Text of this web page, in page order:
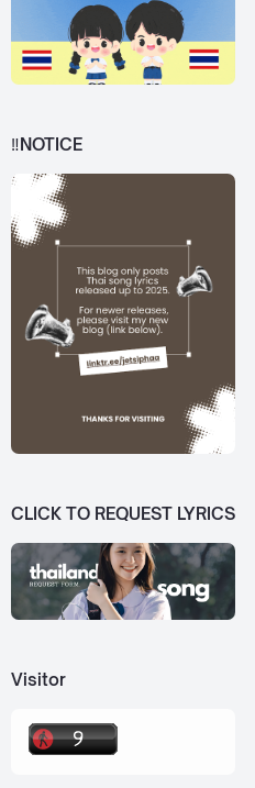
‼️NOTICE
CLICK TO REQUEST LYRICS
Visitor